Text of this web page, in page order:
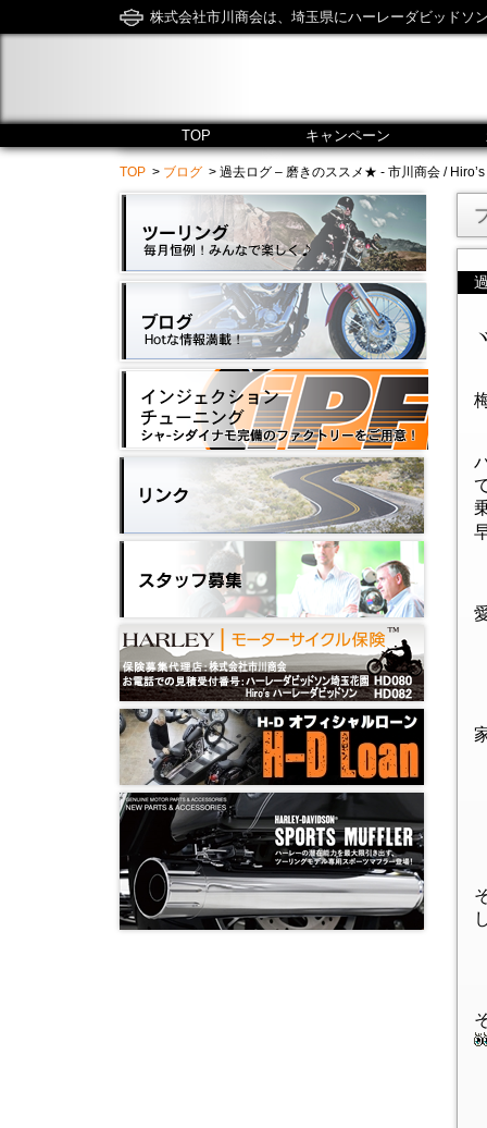
株式会社市川商会は、埼玉県にハーレーダビッドソ
TOP キャンペーン
TOP > ブログ > 過去ログ – 磨きのススメ★ - 市川商会 /